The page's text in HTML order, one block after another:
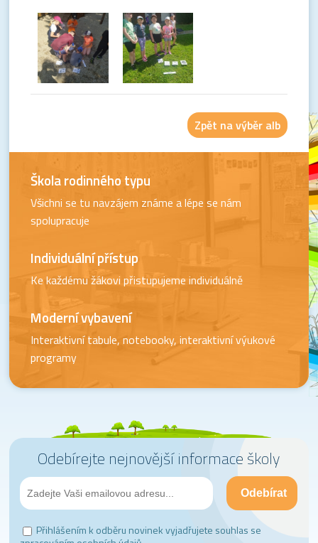
Zpět na výběr alb
Škola rodinného typu
Všichni se tu navzájem známe a lépe se nám
spolupracuje
Individuální přístup
Ke každému žákovi přistupujeme individuálně
Moderní vybavení
Interaktivní tabule, notebooky, interaktivní výukové
programy
Odebírejte nejnovější informace školy
Přihlášením k odběru novinek vyjadřujete souhlas se